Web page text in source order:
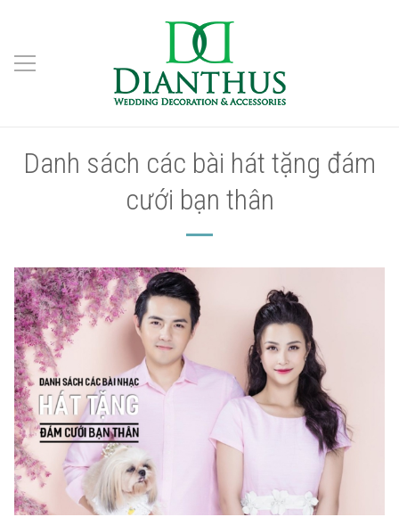
Danh sách các bài hát tặng đám
cưới bạn thân